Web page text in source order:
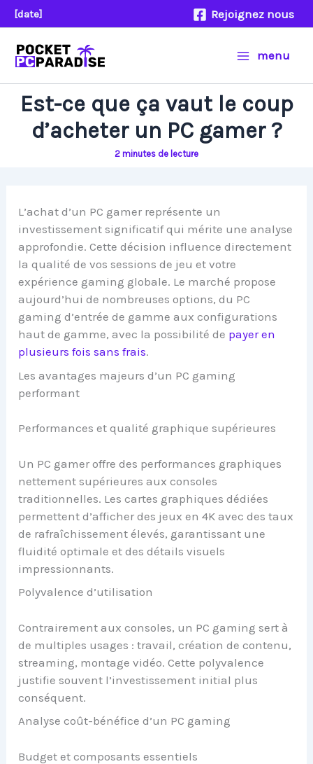
Aller
au
contenu
[date] Rejoignez nous
menu
Est-ce que ça vaut le coup
d’acheter un PC gamer ?
2 minutes de lecture
L’achat d’un PC gamer représente un
investissement significatif qui mérite une analyse
approfondie. Cette décision influence directement
la qualité de vos sessions de jeu et votre
expérience gaming globale. Le marché propose
aujourd’hui de nombreuses options, du PC
gaming d’entrée de gamme aux configurations
haut de gamme, avec la possibilité de payer en
plusieurs fois sans frais.
Les avantages majeurs d’un PC gaming
performant
Performances et qualité graphique supérieures
Un PC gamer offre des performances graphiques
nettement supérieures aux consoles
traditionnelles. Les cartes graphiques dédiées
permettent d’afficher des jeux en 4K avec des taux
de rafraîchissement élevés, garantissant une
fluidité optimale et des détails visuels
impressionnants.
Polyvalence d’utilisation
Contrairement aux consoles, un PC gaming sert à
de multiples usages : travail, création de contenu,
streaming, montage vidéo. Cette polyvalence
justifie souvent l’investissement initial plus
conséquent.
Analyse coût-bénéfice d’un PC gaming
Budget et composants essentiels